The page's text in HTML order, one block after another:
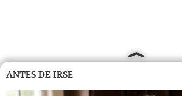
ANTES DE IRSE